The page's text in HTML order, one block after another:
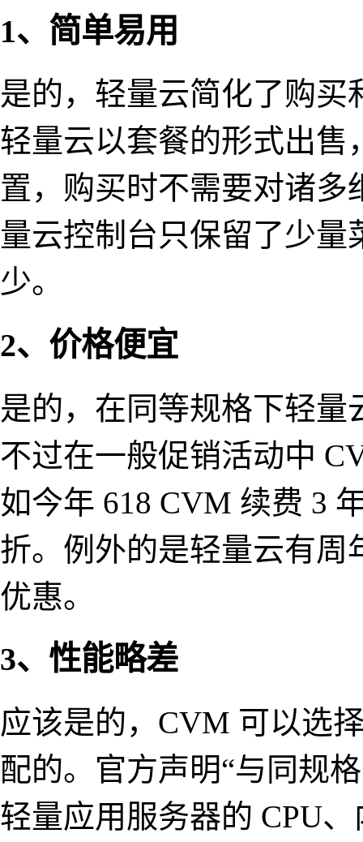
1、简单易用
是的，轻量云简化了购
轻量云以套餐的形式出售
置，购买时不需要对诸
量云控制台只保留了少
少。
2、价格便宜
是的，在同等规格下轻
不过在一般促销活动中
如今年 618 CVM 续费 3
折。例外的是轻量云有周
优惠。
3、性能略差
应该是的，CVM 可以选
配的。官方声明“与同规
轻量应用服务器的 CPU